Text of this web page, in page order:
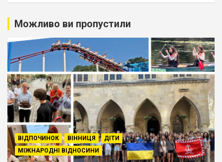
Можливо ви пропустили
ВІДПОЧИНОК ВІННИЦЯ
ДІТИ
МІЖНАРОДНІ ВІДНОСИНИ